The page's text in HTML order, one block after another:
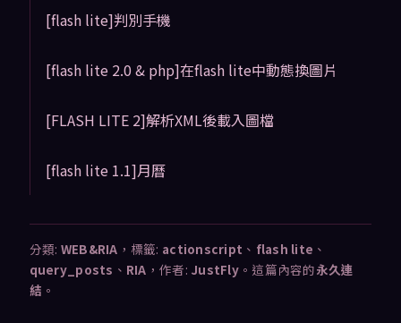
[flash lite]判別手機
[flash lite 2.0 & php]在flash lite中動態換圖片
[FLASH LITE 2]解析XML後載入圖檔
[flash lite 1.1]月曆
分類: WEB&RIA ，標籤: actionscript 、 flash lite 、
query_posts 、 RIA ，作者: JustFly 。這篇內容的永久連
結 。